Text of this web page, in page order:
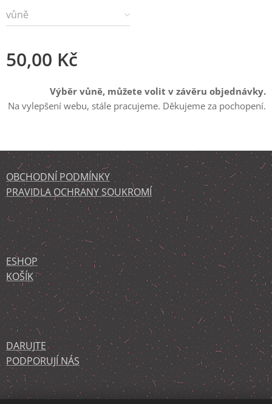
vůně
50,00 Kč
Výběr vůně, můžete volit v závěru objednávky.
Na vylepšení webu, stále pracujeme. Děkujeme za pochopení.
OBCHODNÍ PODMÍNKY
PRAVIDLA OCHRANY SOUKROMÍ
ESHOP
KOŠÍK
DARUJTE
PODPORUJÍ NÁS